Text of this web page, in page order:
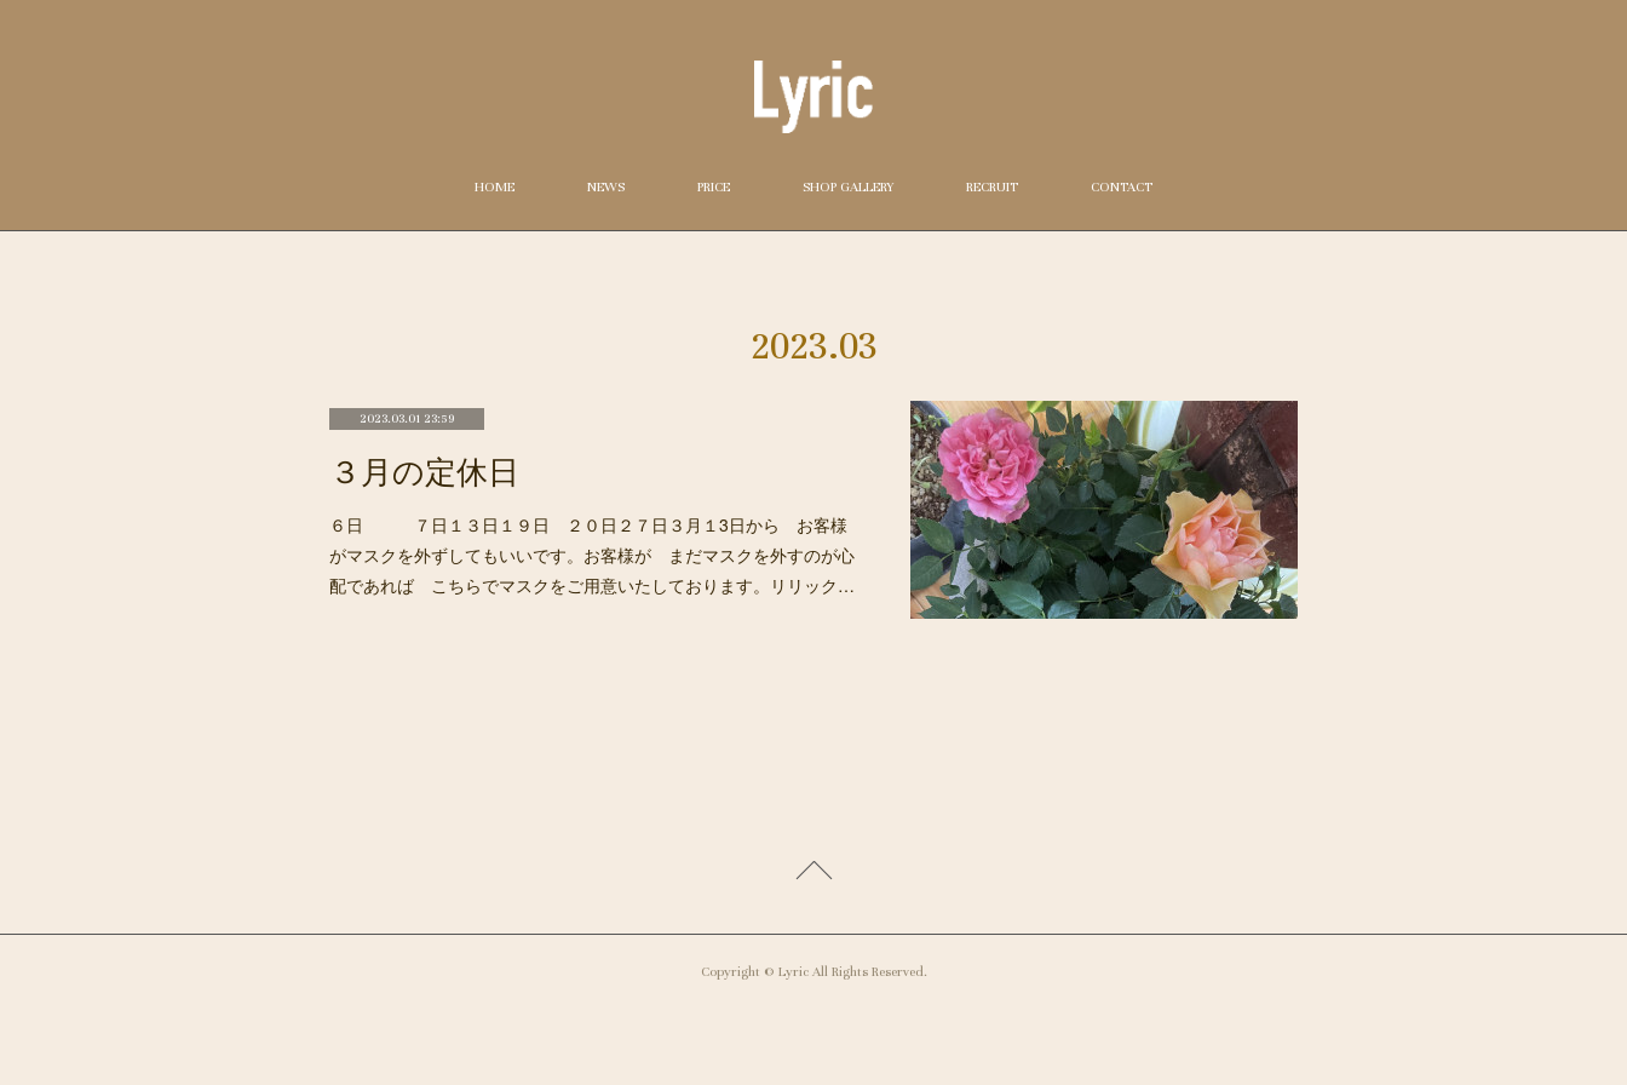
HOME NEWS PRICE SHOP GALLERY RECRUIT CONTACT
2023.03
2023.03.01 23:59
３月の定休日
６日 ７日１３日１９日 ２０日２７日３月１3日から お客様
がマスクを外ずしてもいいです。お客様が まだマスクを外すのが心
配であれば こちらでマスクをご用意いたしております。リリック…
Copyright © Lyric All Rights Reserved.